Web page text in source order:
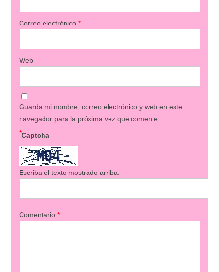
Correo electrónico *
Web
Guarda mi nombre, correo electrónico y web en este
navegador para la próxima vez que comente.
Captcha
*
Escriba el texto mostrado arriba:
Comentario *